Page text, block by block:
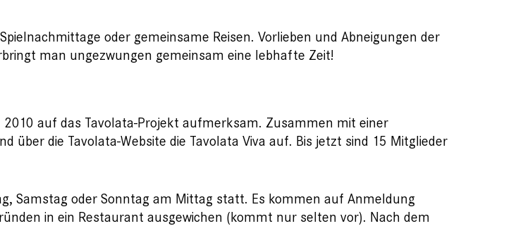
oder gemeinsame Reisen. Vorlieben und Abneigungen der
man ungezwungen gemeinsam eine lebhafte Zeit!
auf das Tavolata-Projekt aufmerksam. Zusammen mit einer
über die Tavolata-Website die Tavolata Viva auf. Bis jetzt sind 15 Mitglieder
Samstag oder Sonntag am Mittag statt. Es kommen auf Anmeldung
in ein Restaurant ausgewichen (kommt nur selten vor). Nach dem